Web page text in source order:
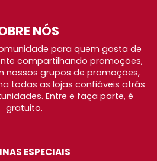
NÓS
para quem gosta de
compartilhando promoções,
nossos grupos de promoções,
todas as lojas confiáveis atrás
Entre e faça parte, é
gratuito.
ESPECIAIS